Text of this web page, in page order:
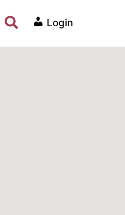
SuchenLogin